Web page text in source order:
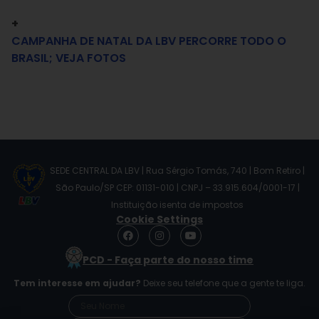
+
CAMPANHA DE NATAL DA LBV PERCORRE TODO O
BRASIL; VEJA FOTOS
SEDE CENTRAL DA LBV | Rua Sérgio Tomás, 740 | Bom Retiro |
São Paulo/SP CEP: 01131-010 | CNPJ – 33.915.604/0001-17 |
Instituição isenta de impostos
Cookie Settings
F
a
e
o
o
I
n
s
t
g
r
Y
o
t
b
e
PCD - Faça parte do nosso time
Tem interesse em ajudar? Deixe seu telefone que a gente te liga.